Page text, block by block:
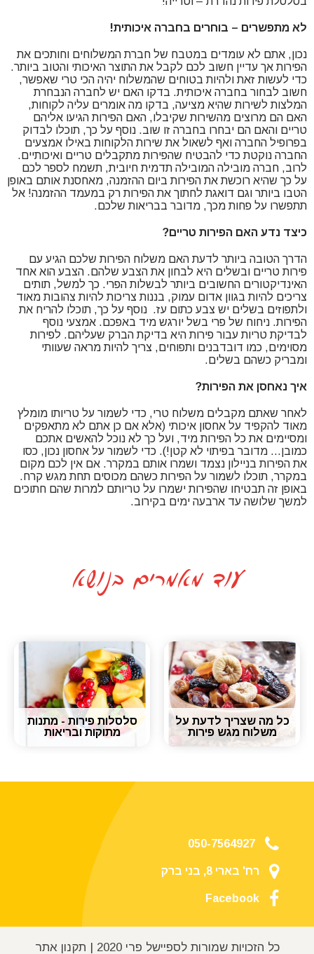
לא מתפשרים – בוחרים בחברה איכותית!
נכון, אתם לא עומדים במטבח של חברת המשלוחים וחותכים את
הפירות אך עדיין חשוב לכם לקבל את התוצר האיכותי והטוב ביותר.
כדי לעשות זאת ולהיות בטוחים שהמשלוח יהיה הכי טרי שאפשר,
חשוב לבחור בחברה איכותית. בדקו האם יש לחברה הנבחרת
המלצות לשירות שהיא מציעה, בדקו מה אומרים עליה לקוחות,
האם הם מרוצים מהשירות שקיבלו, האם הפירות הגיעו אליהם
טריים והאם הם יבחרו בחברה זו שוב. נוסף על כך, תוכלו לבדוק
בפרופיל החברה ואף לשאול את שירות הלקוחות באילו אמצעים
החברה נוקטת כדי להבטיח שהפירות מתקבלים טריים ואיכותיים.
לרוב, חברה מובילה המובילה תדמית חיובית, תשמח לספר לכם
על כך שהיא רוכשת את הפירות ביום ההזמנה, מאחסנת אותם באופן
הטבו ביותר וגם דואגת לחתוך את הפירות רק במעמד ההזמנה! אל
תתפשרו על פחות מכך, מדובר בבריאות שלכם.
כיצד נדע האם הפירות טריים?
הדרך הטובה ביותר לדעת האם משלוח הפירות שלכם הגיע עם
פירות טריים ובשלים היא לבחון את הצבע שלהם. הצבע הוא אחד
האינדיקטורים החשובים ביותר לבשלות הפרי. כך למשל, תותים
צריכים להיות בגוון אדום עמוק, בננות צריכות להיות צהובות מאוד
ולתפוזים בשלים יש צבע כתום עז. נוסף על כך, תוכלו להריח את
הפירות. ניחוח של פרי בשל יורגש מיד באפכם. אמצעי נוסף
לבדיקת טריות עבור פירות היא בדיקת הברק שעליהם. לפירות
מסוימים, כמו דובדבנים ותפוחים, צריך להיות מראה שעוותי
ומבריק כשהם בשלים.
איך נאחסן את הפירות?
לאחר שאתם מקבלים משלוח טרי, כדי לשמור על טריותו מומלץ
מאוד להקפיד על אחסון איכותי (אלא אם כן אתם לא מתאפקים
ומסיימים את כל הפירות מיד, ועל כך לא נוכל להאשים אתכם
כמובן… מדובר בפיתוי לא קטן!). כדי לשמור על אחסון נכון, כסו
את הפירות בניילון נצמד ושמרו אותם במקרר. אם אין לכם מקום
במקרר, תוכלו לשמור על הפירות כשהם מכוסים תחת מגש קרח.
באופן זה תבטיחו שהפירות ישמרו על טריותם למרות שהם חתוכים
למשך שלושה עד ארבעה ימים בקירוב.
עוד מאמרים בנושא
כל מה שצריך לדעת על
משלוח מגש פירות
סלסלות פירות - מתנות
מתוקות ובריאות
050-7564927
רח' בארי 8, בני ברק
Facebook
כל הזכויות שמורות לספיישל פרי 2020 | תקנון אתר